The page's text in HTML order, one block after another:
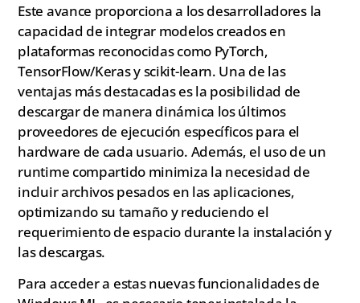
Este avance proporciona a los desarrolladores la
capacidad de integrar modelos creados en
plataformas reconocidas como PyTorch,
TensorFlow/Keras y scikit-learn. Una de las
ventajas más destacadas es la posibilidad de
descargar de manera dinámica los últimos
proveedores de ejecución específicos para el
hardware de cada usuario. Además, el uso de un
runtime compartido minimiza la necesidad de
incluir archivos pesados en las aplicaciones,
optimizando su tamaño y reduciendo el
requerimiento de espacio durante la instalación y
las descargas.
Para acceder a estas nuevas funcionalidades de